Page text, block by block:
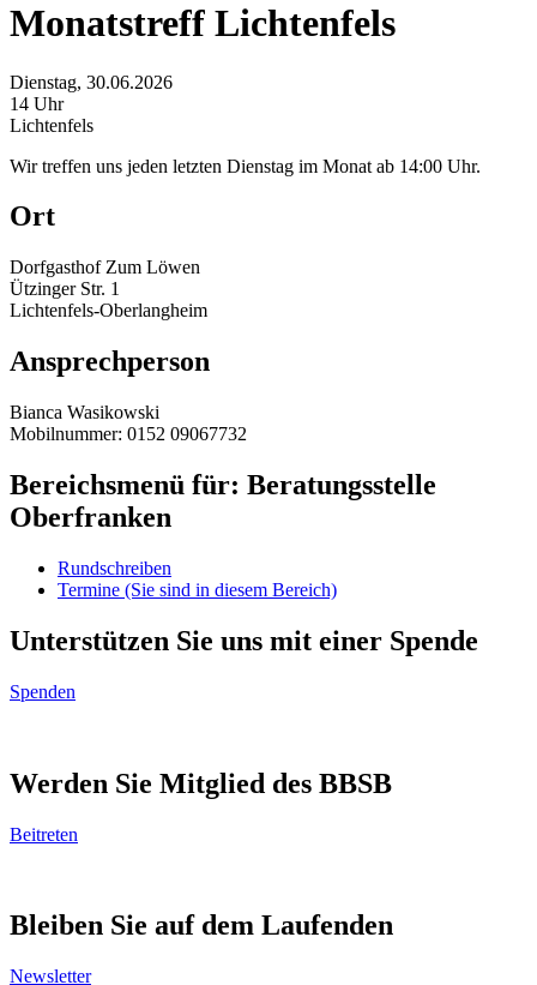
Monatstreff Lichtenfels
Dienstag, 30.06.2026
14 Uhr
Lichtenfels
Wir treffen uns jeden letzten Dienstag im Monat ab 14:00 Uhr.
Ort
Dorfgasthof Zum Löwen
Ützinger Str. 1
Lichtenfels-Oberlangheim
Ansprechperson
Bianca Wasikowski
Mobilnummer: 0152 09067732
Bereichsmenü für: Beratungsstelle
Oberfranken
Rundschreiben
Termine (Sie sind in diesem Bereich)
Unterstützen Sie uns mit einer Spende
Spenden
Werden Sie Mitglied des BBSB
Beitreten
Bleiben Sie auf dem Laufenden
Newsletter